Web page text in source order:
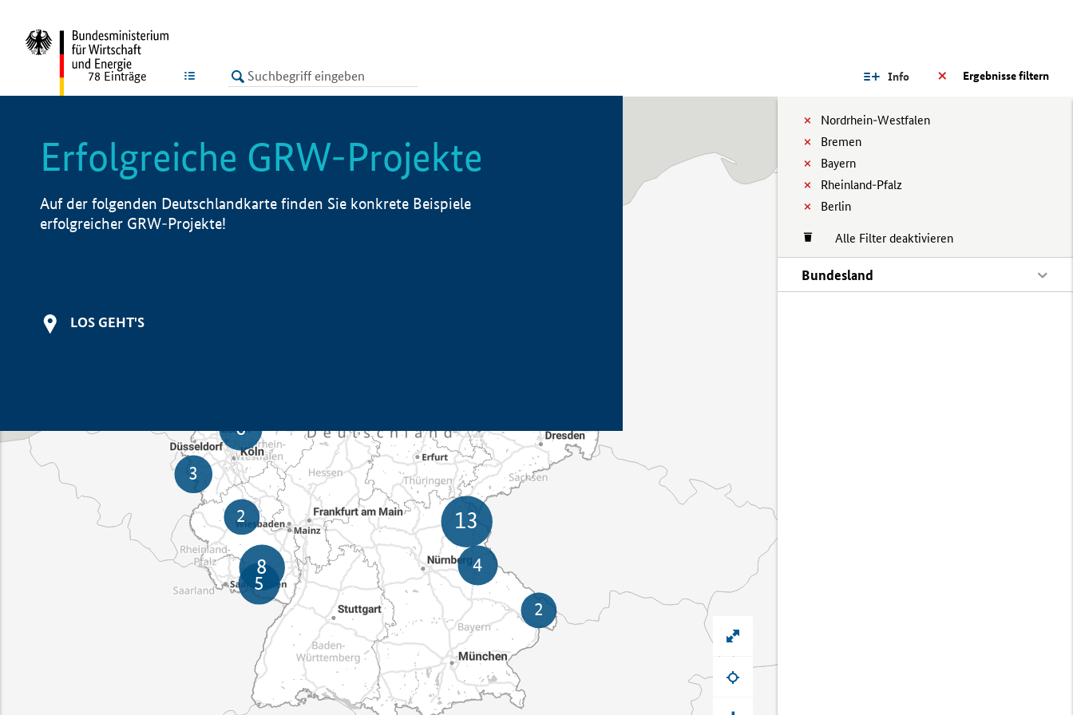
LISTE Ergebnisse filtern
Info
Nordrhein-Westfalen
Bremen
Bayern
Rheinland-Pfalz
Berlin
Alle Filter deaktivieren
Bundesland
78 Einträge
Erfolgreiche GRW-Projekte
Auf der folgenden Deutschlandkarte finden Sie konkrete Beispiele
erfolgreicher GRW-Projekte!
LOS GEHT'S